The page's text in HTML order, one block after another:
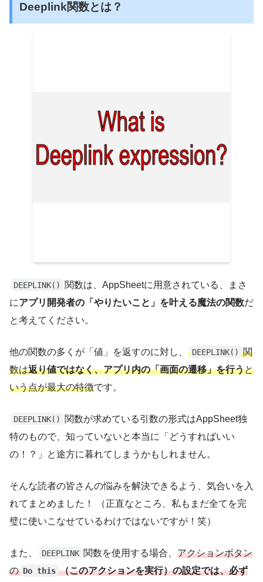
Deeplink関数とは？
DEEPLINK()
関数は、AppSheetに用意されている、まさ
にアプリ開発者の「やりたいこと」を叶える魔法の関数だ
と考えてください。
他の関数の多くが「値」を返すのに対し、 DEEPLINK() 関
数は返り値ではなく、アプリ内の「画面の遷移」を行うと
いう点が最大の特徴です。
DEEPLINK()
関数が求めている引数の形式はAppSheet独
特のもので、知っていないと本当に「どうすればいい
の！？」と途方に暮れてしまうかもしれません。
そんな読者の皆さんの悩みを解決できるよう、気合いを入
れてまとめました！ （正直なところ、私もまだ全てを完
璧に使いこなせているわけではないですが！笑）
また、 DEEPLINK 関数を使用する場合、アクションボタン
の Do this （このアクションを実行）の設定では、必ず